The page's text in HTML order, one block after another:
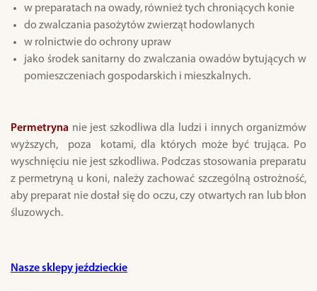
w preparatach na owady, również tych chroniących konie
do zwalczania pasożytów zwierząt hodowlanych
w rolnictwie do ochrony upraw
jako środek sanitarny do zwalczania owadów bytujących w
pomieszczeniach gospodarskich i mieszkalnych.
Permetryna nie jest szkodliwa dla ludzi i innych organizmów
wyższych, poza kotami, dla których może być trująca. Po
wyschnięciu nie jest szkodliwa. Podczas stosowania preparatu
z permetryną u koni, należy zachować szczególną ostrożność,
aby preparat nie dostał się do oczu, czy otwartych ran lub błon
śluzowych.
Nasze sklepy jeździeckie